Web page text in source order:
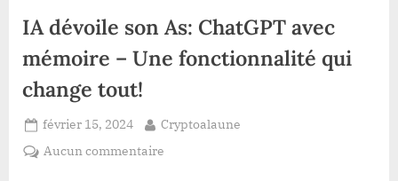
IA dévoile son As: ChatGPT avec
mémoire – Une fonctionnalité qui
change tout!
Posted
on
février 15, 2024 By
Cryptoalaune
Aucun commentaire